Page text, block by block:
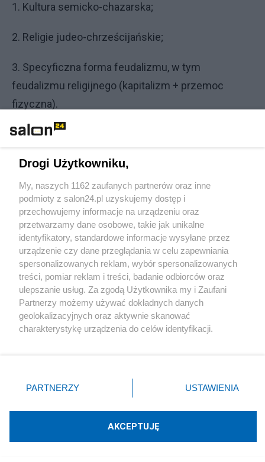
1. Kultura semicko-chazarska;
2. Religie judeo-chrześcijańskie;
3. Specyficzna forma feudalizmu, w tym
feudalizmu religijnego (kapitalizm + przemoc
fizyczna).
W f.ż. wszystko zaczyna się od słowa, podstawą
arystotelesowskiej: obserwacji rzeczywistości.
Cechy f.ż.:
1. Abstrakcyjne mity jako wyjaśnienie
rzeczywistości (obce kody kulturowe);
2. Rozbudowany język magiczny, słowa nie mające
odpowiednika w rzeczywistości, np. tzw.
sakramenty, czy tzw. zbawienie;
niż do komunikacji międzyludzkiej lub do
porozumienia między ludźmi;
4. Tzw. modlitwa jako wypełnienie czasu i
Drogi Użytkowniku,
My, naszych 1162 zaufanych partnerów oraz inne
podmioty z salon24.pl uzyskujemy dostęp i
przechowujemy informacje na urządzeniu oraz
przetwarzamy dane osobowe, takie jak unikalne
identyfikatory, standardowe informacje wysyłane przez
urządzenie czy dane przeglądania w celu zapewniania
spersonalizowanych reklam, wybór spersonalizowanych
treści, pomiar reklam i treści, badanie odbiorców oraz
ulepszanie usług. Za zgodą Użytkownika my i Zaufani
Partnerzy możemy używać dokładnych danych
geolokalizacyjnych oraz aktywnie skanować
charakterystykę urządzenia do celów identyfikacji.
zmienić/wycofać klikając przycisk ustawień prywatności
znajdujący się w lewym dolnym rogu strony
rodzaje przetwarzania danych nie wymagają zgody
użytkownika, ale masz prawo sprzeciwić się takiemu
PARTNERZY USTAWIENIA
AKCEPTUJĘ